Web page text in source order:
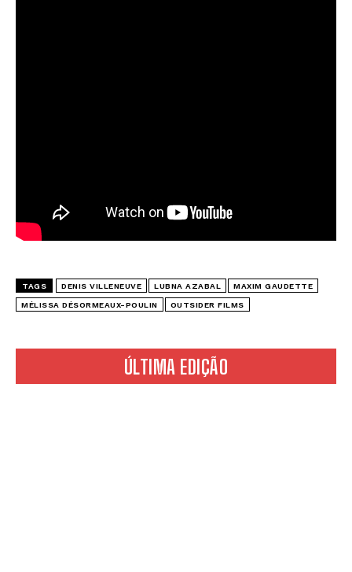
ÚLTIMA EDIÇÃO
TAGS DENIS VILLENEUVE LUBNA AZABAL MAXIM GAUDETTE
MÉLISSA DÉSORMEAUX-POULIN OUTSIDER FILMS